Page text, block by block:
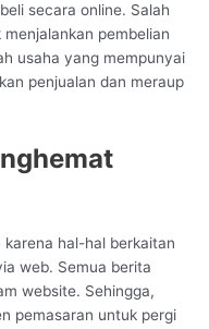
secara online. Salah
pembelian
usaha yang mempunyai
penjualan dan meraup
hal-hal berkaitan
web. Semua berita
website. Sehingga,
pemasaran untuk pergi